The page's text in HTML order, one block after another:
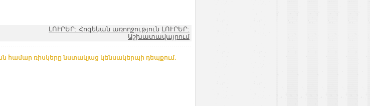
ԼՈՒՐԵՐ: Հոգեկան առողջություն ԼՈՒՐԵՐ:
Աշխատավայրում
համար ռիսկերը նստակյաց կենսակերպի դեպքում.